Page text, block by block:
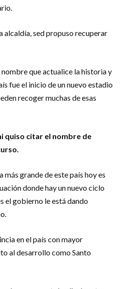
alcaldía, sed propuso recuperar
nombre que actualice la historia y
fue el inicio de un nuevo estadio
recoger muchas de esas
quiso citar el nombre de
más grande de este país hoy es
donde hay un nuevo ciclo
el gobierno le está dando
en el país con mayor
al desarrollo como Santo